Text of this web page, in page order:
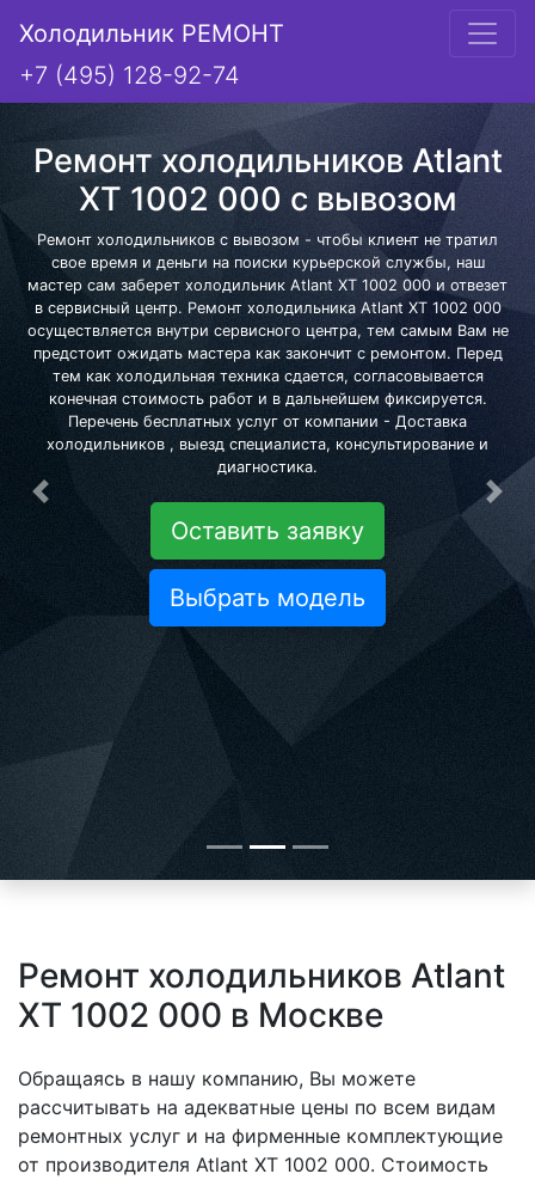
Холодильник РЕМОНТ
+7 (495) 128-92-74
Ремонт холодильников Atlant
XT 1002 000 с вывозом
Ремонт холодильников с вывозом - чтобы клиент не тратил
свое время и деньги на поиски курьерской службы, наш
мастер сам заберет холодильник Atlant XT 1002 000 и отвезет
в сервисный центр. Ремонт холодильника Atlant XT 1002 000
осуществляется внутри сервисного центра, тем самым Вам не
предстоит ожидать мастера как закончит с ремонтом. Перед
тем как холодильная техника сдается, согласовывается
конечная стоимость работ и в дальнейшем фиксируется.
Перечень бесплатных услуг от компании - Доставка
холодильников , выезд специалиста, консультирование и
диагностика.
Оставить заявку
Выбрать модель
Предыдущая
Ремонт холодильников Atlant
XT 1002 000 в Москве
Обращаясь в нашу компанию, Вы можете
рассчитывать на адекватные цены по всем видам
ремонтных услуг и на фирменные комплектующие
от производителя Atlant XT 1002 000. Стоимость